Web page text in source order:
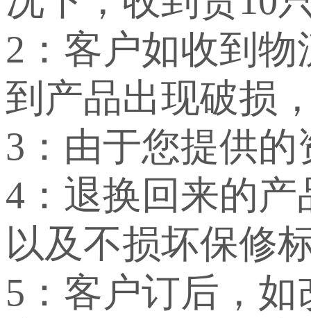
2：客户如收到
到产品出现破损
3：由于您提供
4：退换回来的
以及不损坏保修
5：客户订后，